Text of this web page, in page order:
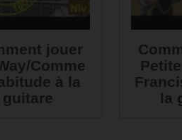
jouer
Comme
à la
guitare
la